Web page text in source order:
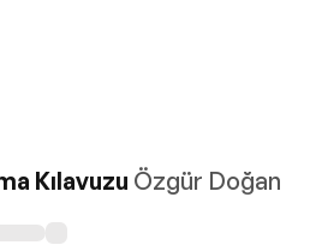
Kılavuzu Özgür Doğan